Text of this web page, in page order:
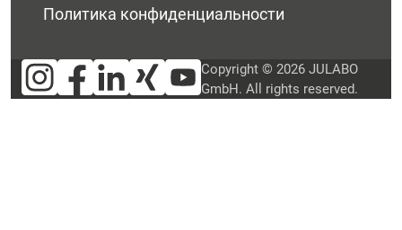
Политика конфиденциальности
Copyright © 2026 JULABO
GmbH. All rights reserved.